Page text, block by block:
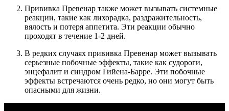
Прививка Превенар также может вызывать системные
реакции, такие как лихорадка, раздражительность,
вялость и потеря аппетита. Эти реакции обычно
проходят в течение 1-2 дней.
В редких случаях прививка Превенар может вызывать
серьезные побочные эффекты, такие как судороги,
энцефалит и синдром Гийена-Барре. Эти побочные
эффекты встречаются очень редко, но они могут быть
опасными для жизни.